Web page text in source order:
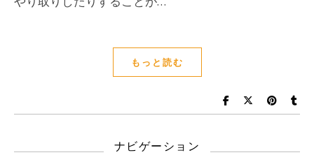
もっと読む
ナビゲーション